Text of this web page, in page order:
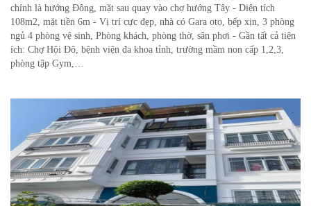
chính là hướng Đông, mặt sau quay vào chợ hướng Tây - Diện tích
108m2, mặt tiền 6m - Vị trí cực đẹp, nhà có Gara oto, bếp xịn, 3 phòng
ngủ 4 phòng vệ sinh, Phòng khách, phòng thờ, sân phơi - Gần tất cả tiện
ích: Chợ Hội Đô, bệnh viện đa khoa tỉnh, trường mầm non cấp 1,2,3,
phòng tập Gym,…